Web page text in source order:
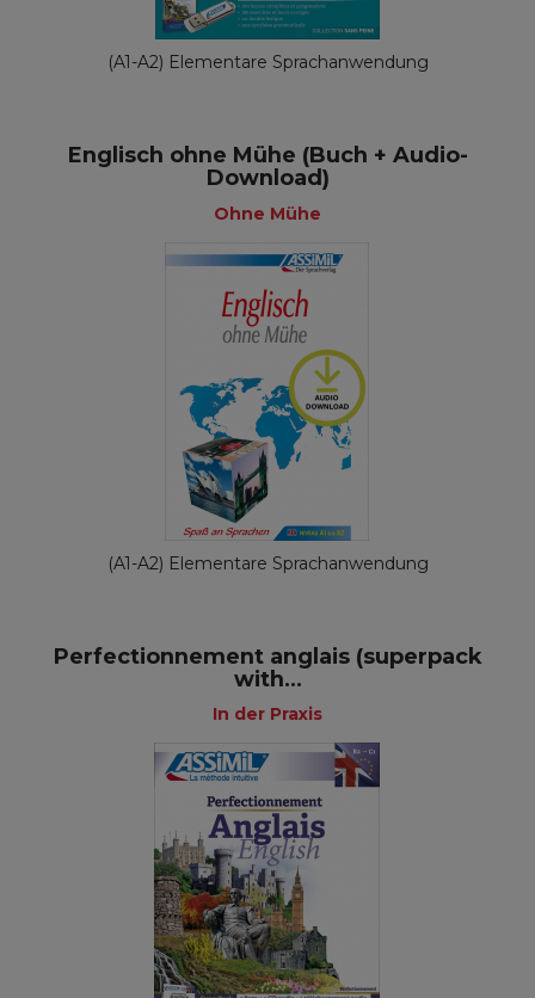
(A1-A2) Elementare Sprachanwendung
Englisch ohne Mühe (Buch + Audio-
Download)
Ohne Mühe
(A1-A2) Elementare Sprachanwendung
Perfectionnement anglais (superpack
with...
In der Praxis